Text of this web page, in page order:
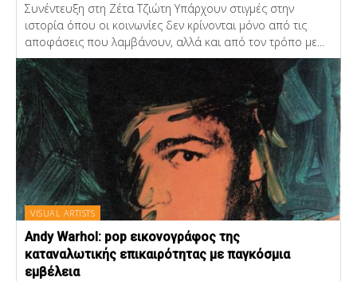
Συνέντευξη στη Ζέτα Τζιώτη Υπάρχουν στιγμές στην
ιστορία όπου οι κοινωνίες δεν κρίνονται μόνο από τις
αποφάσεις που λαμβάνουν, αλλά και από τον τρόπο με...
VISUAL ARTISTS
Andy Warhol: pop εικονογράφος της
καταναλωτικής επικαιρότητας με παγκόσμια
εμβέλεια